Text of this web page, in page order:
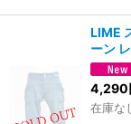
LIME
ーン
4,290
在庫な